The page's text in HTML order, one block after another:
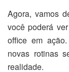
Agora, vamos
você poderá
office em
novas rotinas
realidade.